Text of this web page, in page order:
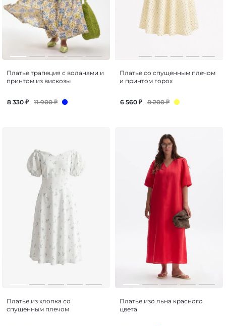
Платье трапеция с воланами и
принтом из вискозы
8 330 ₽ 11 900₽
Платье со спущенным плечом
и принтом горох
6 560 ₽ 8 200₽
Платье из хлопка со
спущенным плечом
Платье изо льна красного
цвета